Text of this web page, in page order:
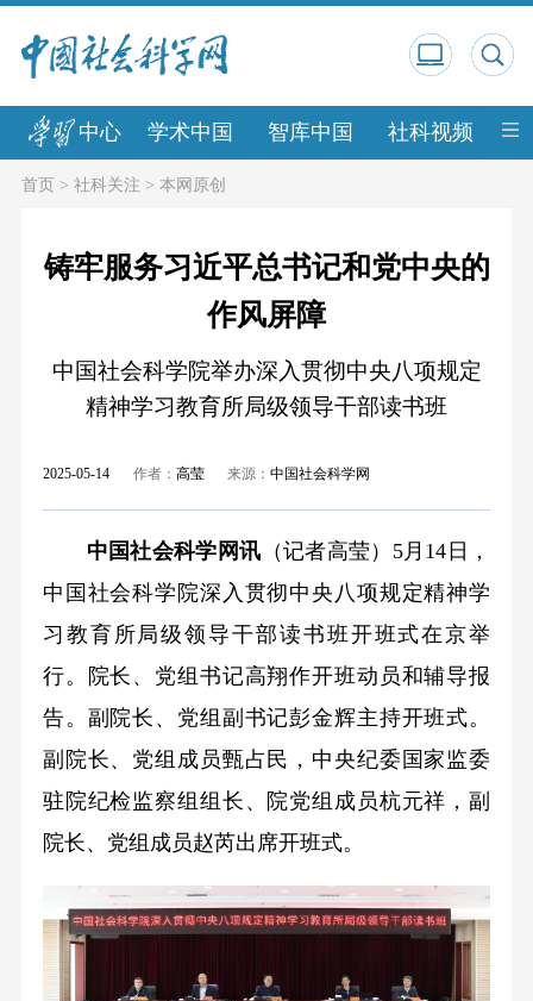
中心 学术中国 智库中国 社科视频 中
首页> 社科关注 > 本网原创
铸牢服务习近平总书记和党中央的
作风屏障
中国社会科学院举办深入贯彻中央八项规定
精神学习教育所局级领导干部读书班
2025-05-14 作者： 高莹 来源：中国社会科学网
中国社会科学网讯 （记者高莹）5月14日，
中国社会科学院深入贯彻中央八项规定精神学
习教育所局级领导干部读书班开班式在京举
行。院长、党组书记高翔作开班动员和辅导报
告。副院长、党组副书记彭金辉主持开班式。
副院长、党组成员甄占民，中央纪委国家监委
驻院纪检监察组组长、院党组成员杭元祥，副
院长、党组成员赵芮出席开班式。